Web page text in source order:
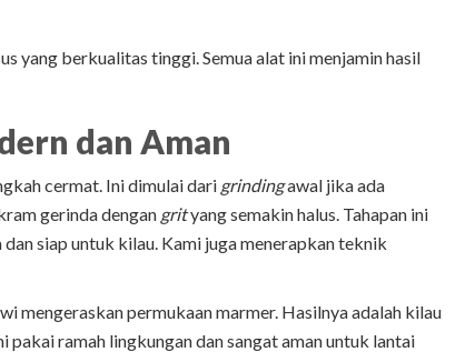
yang berkualitas tinggi. Semua alat ini menjamin hasil
dan Aman
cermat. Ini dimulai dari grindingawal jika ada
gerinda dengan grityang semakin halus. Tahapan ini
siap untuk kilau. Kami juga menerapkan teknik
mengeraskan permukaan marmer. Hasilnya adalah kilau
pakai ramah lingkungan dan sangat aman untuk lantai